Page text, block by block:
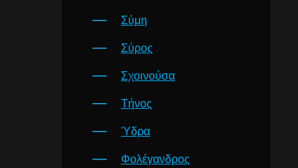
Σύμη
Σύρος
Σχοινούσα
Τήνος
Ύδρα
Φολέγανδρος